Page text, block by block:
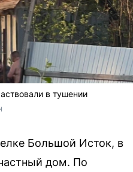
в тушении
Большой Исток, в
дом. По